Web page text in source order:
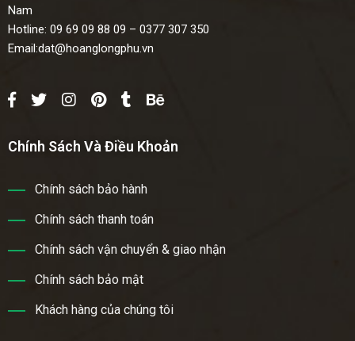
Nam
Hotline: 09 69 09 88 09 – 0377 307 350
Email:dat@hoanglongphu.vn
Chính Sách Và Điều Khoản
Chính sách bảo hành
Chính sách thanh toán
Chính sách vận chuyển & giao nhận
Chính sách bảo mật
Khách hàng của chúng tôi